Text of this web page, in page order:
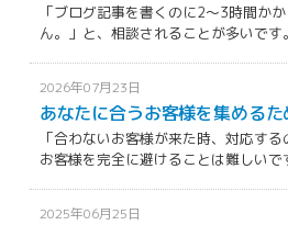
「ブログ記事を書くのに2〜3時間か
ん。」と、相談されることが多いで
2026年07月23日
あなたに合うお客様を集める
「合わないお客様が来た時、対応す
お客様を完全に避けることは難しい
2025年06月25日